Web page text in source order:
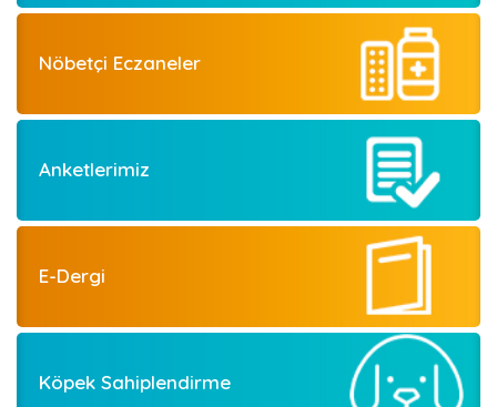
Nöbetçi Eczaneler
Anketlerimiz
E-Dergi
Köpek Sahiplendirme